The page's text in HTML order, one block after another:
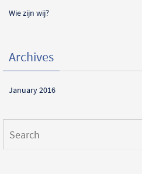
Wie zijn wij?
Archives
January 2016